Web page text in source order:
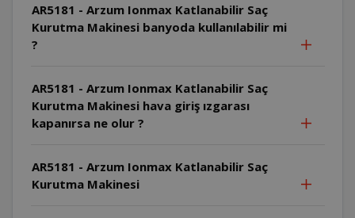
AR5181 - Arzum Ionmax Katlanabilir Saç
Kurutma Makinesi banyoda kullanılabilir mi
?
AR5181 - Arzum Ionmax Katlanabilir Saç
Kurutma Makinesi hava giriş ızgarası
kapanırsa ne olur ?
AR5181 - Arzum Ionmax Katlanabilir Saç
Kurutma Makinesi